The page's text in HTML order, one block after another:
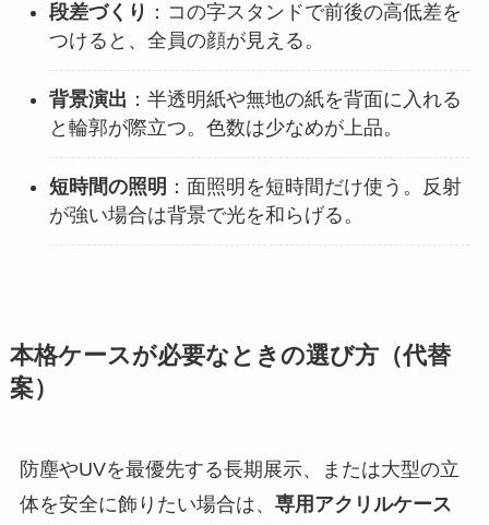
段差づくり ：コの字スタンドで前後の高低差を
つけると、全員の顔が見える。
背景演出 ：半透明紙や無地の紙を背面に入れる
と輪郭が際立つ。色数は少なめが上品。
短時間の照明 ：面照明を短時間だけ使う。反射
が強い場合は背景で光を和らげる。
本格ケースが必要なときの選び方（代替
案）
防塵やUVを最優先する長期展示、または大型の立
体を安全に飾りたい場合は、 専用アクリルケース